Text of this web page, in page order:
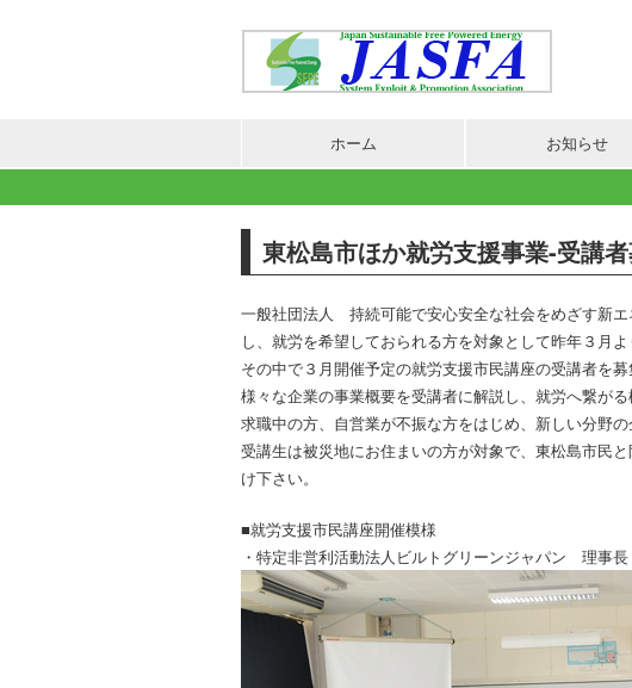
ホーム お知らせ
東松島市ほか就労支援事業-受講
一般社団法人 持続可能で安心安全な社会をめざす新
し、就労を希望しておられる方を対象として昨年３月よ
その中で３月開催予定の就労支援市民講座の受講者を募
様々な企業の事業概要を受講者に解説し、就労へ繋がる
求職中の方、自営業が不振な方をはじめ、新しい分野
受講生は被災地にお住まいの方が対象で、東松島市民
け下さい。
■就労支援市民講座開催模様
・特定非営利活動法人ビルトグリーンジャパン 理